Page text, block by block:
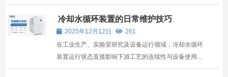
冷却水循环装置的日常维护技巧
2025年12月12日
261
在工业生产、实验室研究及设备运行领域，冷却水循环
装置运行状态直接影响下游工艺的连续性与设备使用周
期。科学的日常维护能预防潜在故障，延长装置使用周